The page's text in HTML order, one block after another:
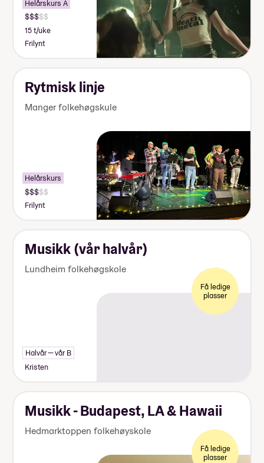
Helårskurs A
15 t/uke
Frilynt
Rytmisk linje
Manger folkehøgskule
Helårskurs
Frilynt
Musikk (vår halvår)
Lundheim folkehøgskole
Få ledige
plasser
Halvår — vår B
Kristen
Musikk - Budapest, LA & Hawaii
Hedmarktoppen folkehøyskole
Få ledige
plasser